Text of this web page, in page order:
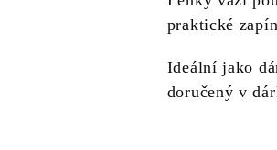
praktické
Ideální jako
doručený v